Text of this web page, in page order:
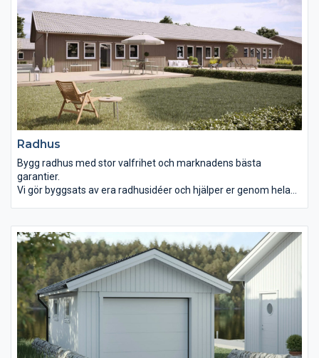
Radhus
Bygg radhus med stor valfrihet och marknadens bästa
garantier.
Vi gör byggsats av era radhusidéer och hjälper er genom hela
blir låga. Vi hjälper er genom hela processen från offert till
bygglov och färdig leverans. Vår digitala process säkerställer
ett snabbt och effektivt radhusprojekt.